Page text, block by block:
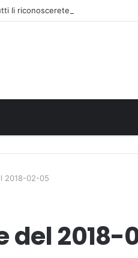
li riconoscerete
2018-02-05
del